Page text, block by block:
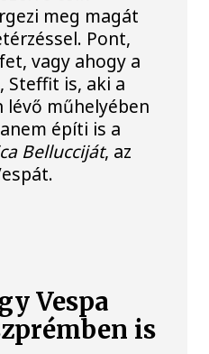
meg magát
Pont,
vagy ahogy a
Steffit is, aki a
lévő műhelyében
építi is a
Bellucciját, az
Vespa
is